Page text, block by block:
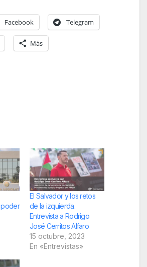
Facebook Telegram
Más
El Salvador y los retos
de la izquierda.
Entrevista a Rodrigo
José Cerritos Alfaro
15 octubre, 2023
En «Entrevistas»